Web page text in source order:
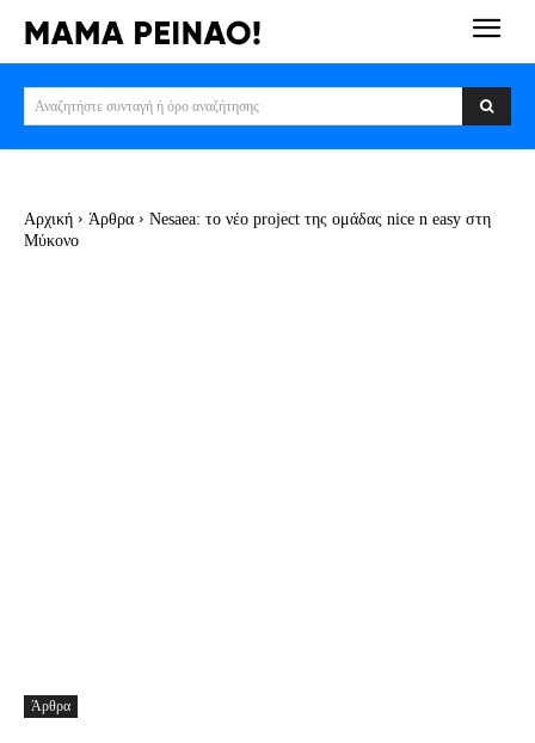
Αναζητήστε συνταγή ή όρο αναζήτησης
Αρχική Άρθρα
Nesaea: το νέο project της ομάδας nice n easy στη
Μύκονο
Άρθρα